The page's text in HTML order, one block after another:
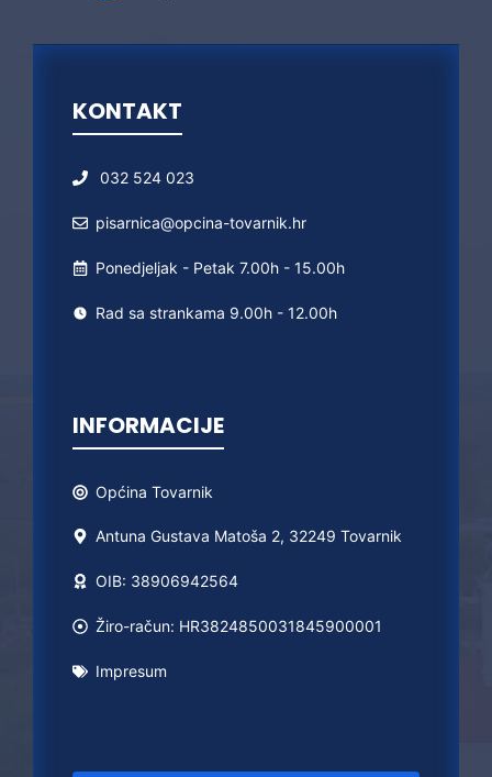
KONTAKT
032 524 023
pisarnica@opcina-tovarnik.hr
Ponedjeljak - Petak 7.00h - 15.00h
Rad sa strankama 9.00h - 12.00h
INFORMACIJE
Općina Tovarnik
Antuna Gustava Matoša 2, 32249 Tovarnik
OIB: 38906942564
Žiro-račun: HR3824850031845900001
Impresum